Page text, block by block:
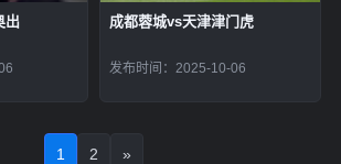
出 成都蓉城vs天津津门虎
发布时间：2025-10-06
1 2 »